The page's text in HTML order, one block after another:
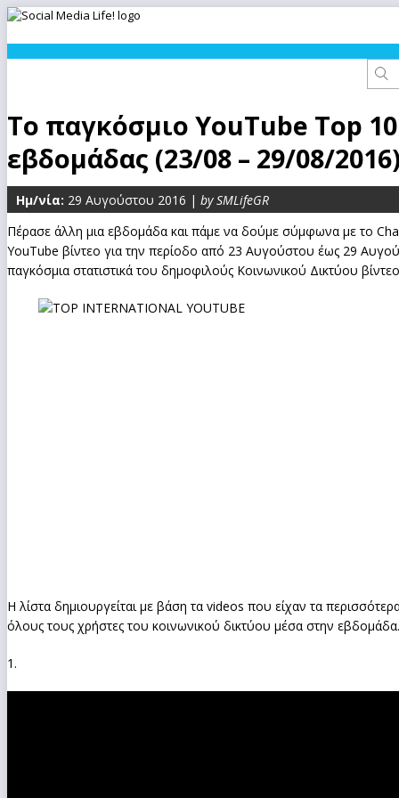
Το παγκόσμιο YouTube Top
εβδομάδας (23/08 – 29/08/
Ημ/νία: 29 Αυγούστου 2016 | by SMLifeGR
Πέρασε άλλη μια εβδομάδα και πάμε να δούμε σύμφωνα με το
YouTube βίντεο για την περίοδο από 23 Αυγούστου έως 29
παγκόσμια στατιστικά του δημοφιλούς Κοινωνικού Δικτύου
Η λίστα δημιουργείται με βάση τα videos που είχαν τα
όλους τους χρήστες του κοινωνικού δικτύου μέσα στην εβδομάδα.
1.